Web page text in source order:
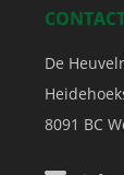
De
8091 BC